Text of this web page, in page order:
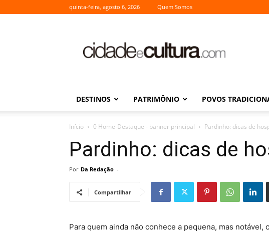
quinta-feira, agosto 6, 2026 Quem Somos
Cultura
DESTINOS PATRIMÔNIO POVOS
Início 0 Home-Destaque - banner principal Pardinho: dicas de
Pardinho: dicas de
Por Da Redação -
Compartilhar
Para quem ainda não conhece a pequena, mas